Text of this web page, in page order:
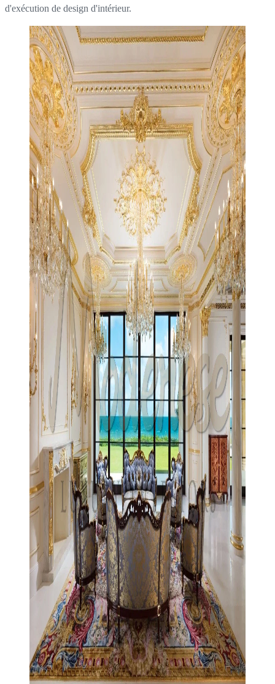
d'exécution de design d'intérieur.